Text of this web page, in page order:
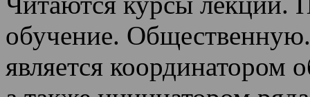
обучение.
является